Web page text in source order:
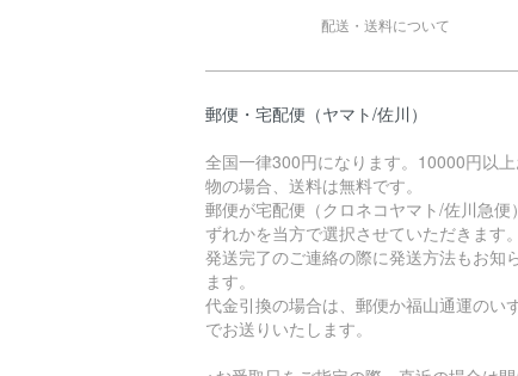
配送・送料について
郵便・宅配便（ヤマト/佐川）
全国一律300円になります。10000円以
物の場合、送料は無料です。
郵便が宅配便（クロネコヤマト/佐川急便
ずれかを当方で選択させていただきます。
発送完了のご連絡の際に発送方法もお知
ます。
代金引換の場合は、郵便か福山通運のい
でお送りいたします。